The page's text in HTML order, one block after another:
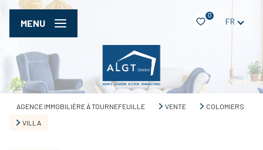
0
FR
MENU
AGENCE IMMOBILIÈRE À TOURNEFEUILLE VENTE
COLOMIERS
VILLA